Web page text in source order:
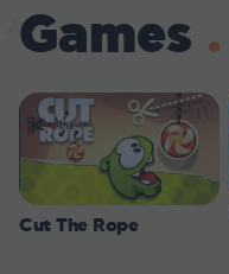
Games
Cut The Rope